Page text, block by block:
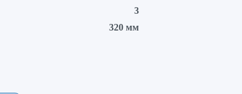
3
320 мм